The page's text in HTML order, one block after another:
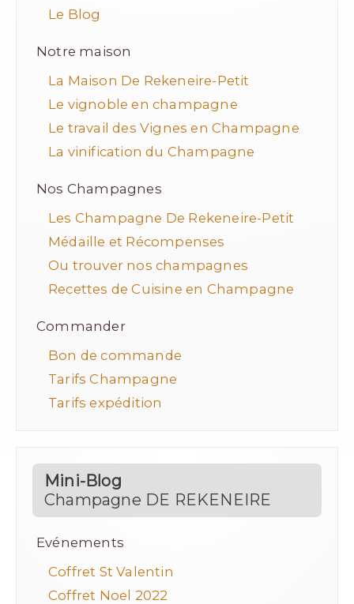
Le Blog
Notre maison
La Maison De Rekeneire-Petit
Le vignoble en champagne
Le travail des Vignes en Champagne
La vinification du Champagne
Nos Champagnes
Les Champagne De Rekeneire-Petit
Médaille et Récompenses
Ou trouver nos champagnes
Recettes de Cuisine en Champagne
Commander
Bon de commande
Tarifs Champagne
Tarifs expédition
Mini-Blog
Champagne DE REKENEIRE
Evénements
Coffret St Valentin
Coffret Noel 2022